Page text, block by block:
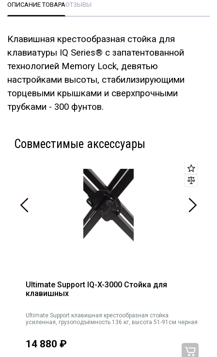
ОПИСАНИЕ ТОВАРАОТЗЫВЫ
Клавишная крестообразная стойка для
клавиатуры IQ Series® с запатентованной
технологией Memory Lock, девятью
настройками высоты, стабилизирующими
торцевыми крышками и сверхпрочными
трубками - 300 фунтов.
Совместимые аксессуары
Ultimate Support IQ-X-3000 Стойка для
клавишных
Ultimate Support клавишная крестообразная стойка
усиленная, грузоподъёмность 136 кг, высота 51-91см черная
14 880 ₽